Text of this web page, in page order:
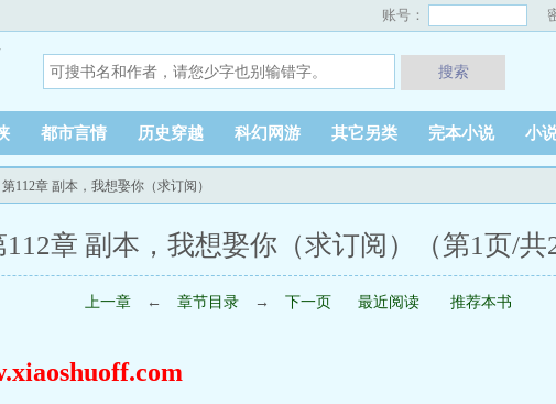
账号：
搜索
都市言情 历史穿越 科幻网游 其它另类 完本小说 小
112章 副本，我想娶你（求订阅）
112章 副本，我想娶你（求订阅）（第1页/共2
上一章 ← 章节目录 → 下一页 最近阅读 推荐本书